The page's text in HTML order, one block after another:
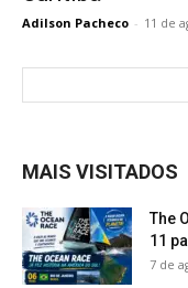
Adilson Pacheco - 11 de
MAIS VISITADOS
The
11
7 de